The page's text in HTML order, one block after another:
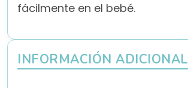
fácilmente en el bebé.
INFORMACIÓN ADICIONAL